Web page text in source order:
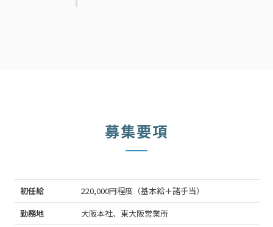
募集要項
初任給
220,000円程度（基本給＋諸手当）
勤務地
大阪本社、東大阪営業所